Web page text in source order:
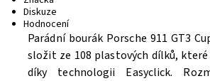
Diskuze
Hodnocení
Parádní bourák Porsche 911 GT3
složit ze 108 plastových dílků,
díky technologii Easyclick.